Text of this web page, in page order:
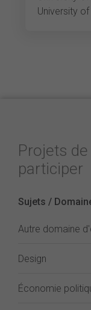
University of
Projets
participer
Sujets /
Autre domaine
Design
Économie